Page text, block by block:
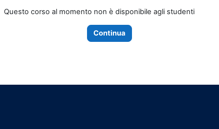
Questo corso al momento non è disponibile agli studenti
Continua